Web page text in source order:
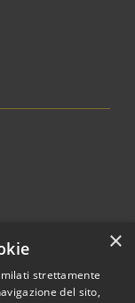
×
strettamente
del sito,